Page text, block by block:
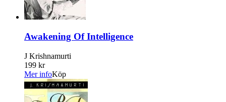
Awakening Of Intelligence
J Krishnamurti
199 kr
Mer infoKöp